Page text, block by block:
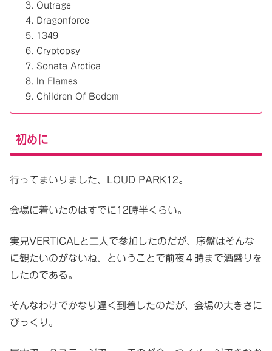
Outrage
Dragonforce
1349
Cryptopsy
Sonata Arctica
In Flames
Children Of Bodom
初めに
行ってまいりました、LOUD PARK12。
会場に着いたのはすでに12時半くらい。
実兄VERTICALと二人で参加したのだが、序盤はそんな
に観たいのがないね、ということで前夜４時まで酒盛りを
したのである。
そんなわけでかなり遅く到着したのだが、会場の大きさに
びっくり。